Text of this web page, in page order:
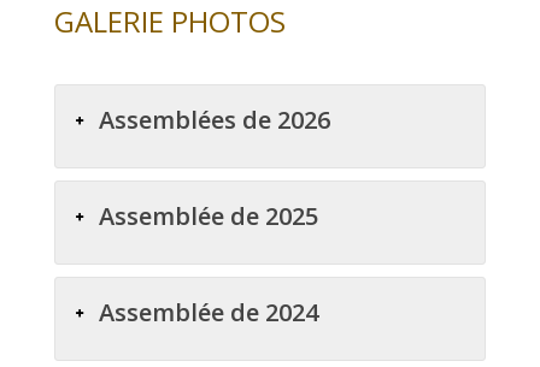
GALERIE PHOTOS
Assemblées de 2026
Assemblée de 2025
Assemblée de 2024